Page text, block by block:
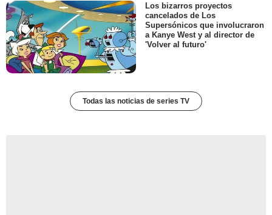
Los bizarros proyectos
cancelados de Los
Supersónicos que involucraron
a Kanye West y al director de
'Volver al futuro'
Todas las noticias de series TV